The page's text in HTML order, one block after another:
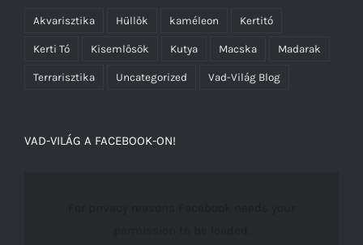
Akvarisztika Hüllők kaméleon Kertitó
Kerti Tó Kisemlősök Kutya Macska Madarak
Terrarisztika Uncategorized Vad-Világ Blog
VAD-VILÁG A FACEBOOK-ON!